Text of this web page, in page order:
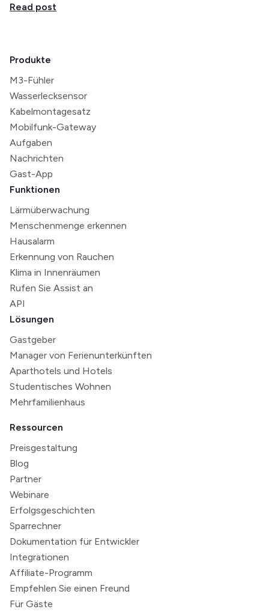
Read post
Produkte
M3-Fühler
Wasserlecksensor
Kabelmontagesatz
Mobilfunk-Gateway
Aufgaben
Nachrichten
Gast-App
Funktionen
Lärmüberwachung
Menschenmenge erkennen
Hausalarm
Erkennung von Rauchen
Klima in Innenräumen
Rufen Sie Assist an
API
Lösungen
Gastgeber
Manager von Ferienunterkünften
Aparthotels und Hotels
Studentisches Wohnen
Mehrfamilienhaus
Ressourcen
Preisgestaltung
Blog
Partner
Webinare
Erfolgsgeschichten
Sparrechner
Dokumentation für Entwickler
Integrationen
Affiliate-Programm
Empfehlen Sie einen Freund
Für Gäste